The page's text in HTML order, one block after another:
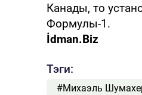
Канады, то
Формулы-1.
İdman.Biz
Тэги:
#Михаэль